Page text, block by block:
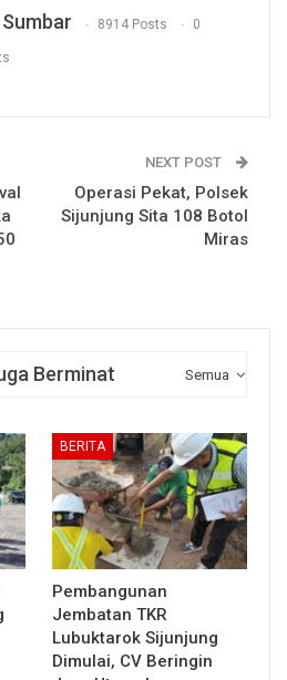
8914 Posts 0
NEXT POST
Operasi Pekat, Polsek
Sijunjung Sita 108 Botol
Miras
Semua
Berminat
BERITA
Pembangunan
Jembatan TKR
Lubuktarok Sijunjung
Dimulai, CV Beringin